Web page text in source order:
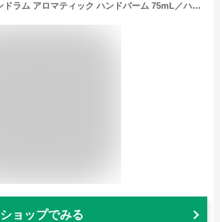
aesop イソップ アンドラム アロマティック ハンドバーム 75mL／ハンドクリーム 正規品 リラックス ハンドケア
ショップでみる